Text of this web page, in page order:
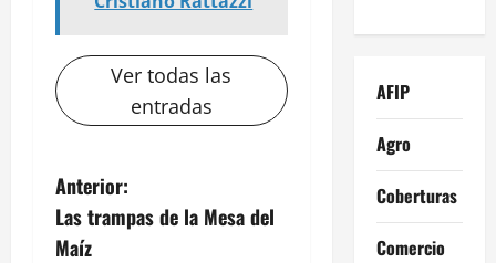
Ver todas las
entradas
N
a
Anterior:
Las trampas de la Mesa del
Maíz
AFIP
Agro
Coberturas
Comercio